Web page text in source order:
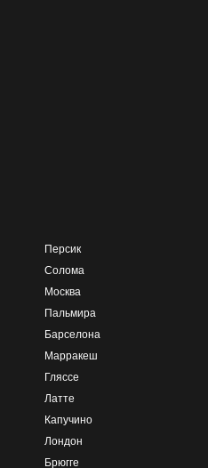
Персик
Солома
Москва
Пальмира
Барселона
Марракеш
Гляссе
Латте
Капучино
Лондон
Брюгге